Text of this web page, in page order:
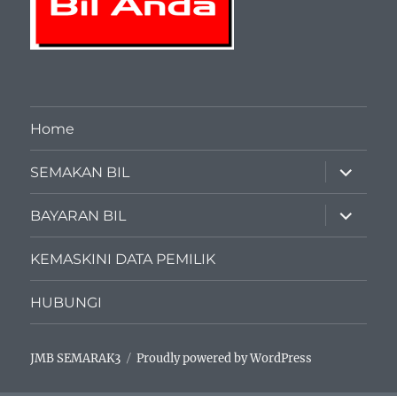
Home
SEMAKAN BIL
expand
child
menu
BAYARAN BIL
expand
child
menu
KEMASKINI DATA PEMILIK
HUBUNGI
JMB SEMARAK3 Proudly powered by WordPress